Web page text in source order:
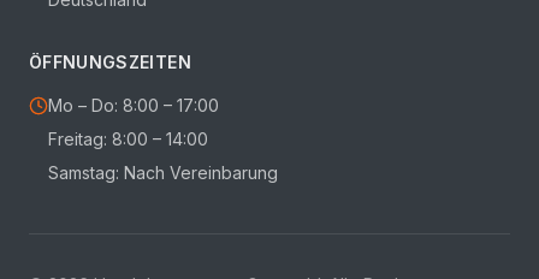
ÖFFNUNGSZEITEN
Mo – Do: 8:00 – 17:00
Freitag: 8:00 – 14:00
Samstag: Nach Vereinbarung